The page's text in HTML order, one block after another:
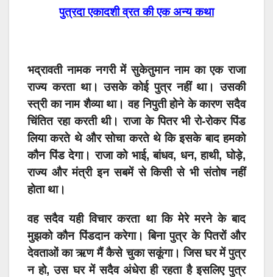
पुत्रदा एकादशी व्रत की एक अन्य कथा
भद्रावती नामक नगरी में सुकेतुमान नाम का एक राजा
राज्य करता था। उसके कोई पुत्र नहीं था। उसकी
स्त्री का नाम शैव्या था। वह निपुती होने के कारण सदैव
चिंतित रहा करती थी। राजा के पितर भी रो-रोकर पिंड
लिया करते थे और सोचा करते थे कि इसके बाद हमको
कौन पिंड देगा। राजा को भाई, बांधव, धन, हाथी, घोड़े,
राज्य और मंत्री इन सबमें से किसी से भी संतोष नहीं
होता था।
वह सदैव यही विचार करता था कि मेरे मरने के बाद
मुझको कौन पिंडदान करेगा। बिना पुत्र के पितरों और
देवताओं का ऋण मैं कैसे चुका सकूंगा। जिस घर में पुत्र
न हो, उस घर में सदैव अंधेरा ही रहता है इसलिए पुत्र